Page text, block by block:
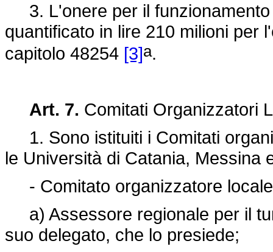
3. L'onere per il funzionamento
quantificato in lire 210 milioni per
capitolo 48254 [3]a.
Art. 7. Comitati Organizzatori
1. Sono istituiti i Comitati
le Università di Catania, Messina
- Comitato organizzatore
a) Assessore regionale per il
suo delegato, che lo presiede;